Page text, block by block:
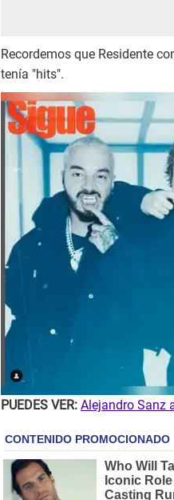
Recordemos que Residente
tenía "hits".
PUEDES VER: Alejandro Sanz